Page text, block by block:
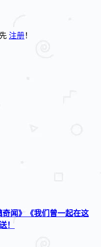
注册！
闻》《我们曾一起在这
！